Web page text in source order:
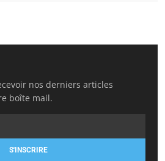
nos derniers articles
boîte mail.
S'INSCRIRE